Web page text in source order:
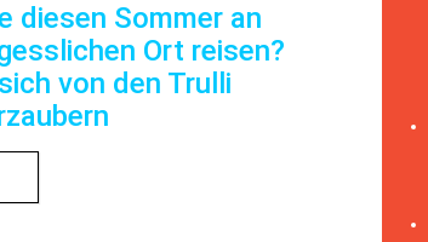
diesen Sommer an
Ort reisen?
von den Trulli